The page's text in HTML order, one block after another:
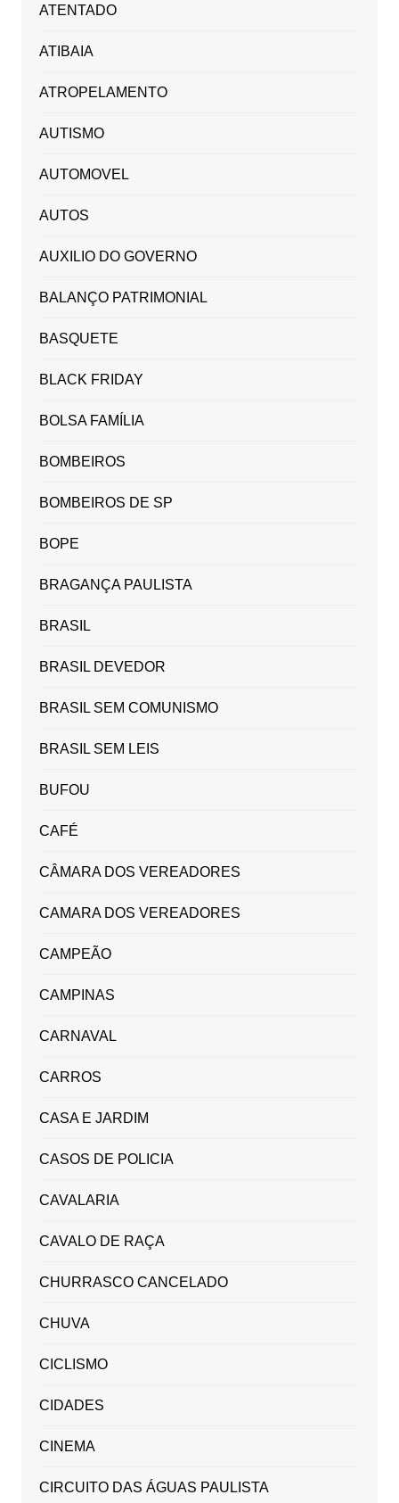
ATENTADO
ATIBAIA
ATROPELAMENTO
AUTISMO
AUTOMOVEL
AUTOS
AUXILIO DO GOVERNO
BALANÇO PATRIMONIAL
BASQUETE
BLACK FRIDAY
BOLSA FAMÍLIA
BOMBEIROS
BOMBEIROS DE SP
BOPE
BRAGANÇA PAULISTA
BRASIL
BRASIL DEVEDOR
BRASIL SEM COMUNISMO
BRASIL SEM LEIS
BUFOU
CAFÉ
CÂMARA DOS VEREADORES
CAMARA DOS VEREADORES
CAMPEÃO
CAMPINAS
CARNAVAL
CARROS
CASA E JARDIM
CASOS DE POLICIA
CAVALARIA
CAVALO DE RAÇA
CHURRASCO CANCELADO
CHUVA
CICLISMO
CIDADES
CINEMA
CIRCUITO DAS ÁGUAS PAULISTA